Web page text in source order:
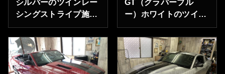
シルバーのツインレー
シングストライプ施工
｜4ドアセダンに通す
GT（グラバーブル
ー）ホワイトのツイン
レーシングストライプ
施工